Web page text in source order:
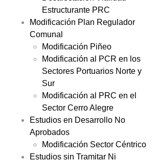
Estructurante PRC
Modificación Plan Regulador
Comunal
Modificación Piñeo
Modificación al PCR en los
Sectores Portuarios Norte y
Sur
Modificación al PRC en el
Sector Cerro Alegre
Estudios en Desarrollo No
Aprobados
Modificación Sector Céntrico
Estudios sin Tramitar Ni